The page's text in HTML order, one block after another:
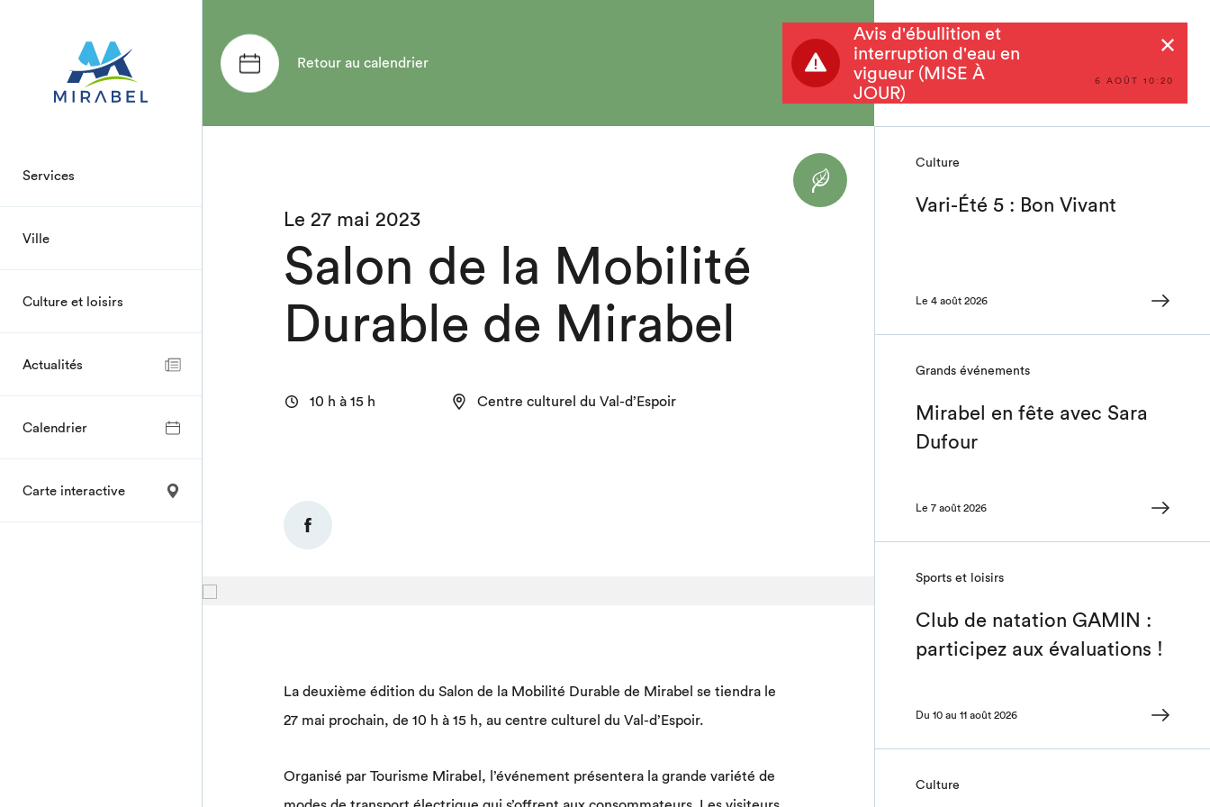
Services
Ville
Culture et loisirs
Actualités
Calendrier
Carte interactive
6 AOÛT 10:20
Avis d'ébullition et
interruption d'eau en
vigueur (MISE À
JOUR)
Retour au calendrier
Le 27 mai 2023
Salon de la Mobilité
Durable de Mirabel
10 h à 15 h Centre culturel du Val-d’Espoir
La deuxième édition du Salon de la Mobilité Durable de Mirabel se tiendra le
27 mai prochain, de 10 h à 15 h, au centre culturel du Val-d’Espoir.
Organisé par Tourisme Mirabel, l’événement présentera la grande variété de
Culture
Vari-Été 5 : Bon Vivant
Le 4 août 2026
Grands événements
Mirabel en fête avec Sara
Dufour
Le 7 août 2026
Sports et loisirs
Club de natation GAMIN :
participez aux évaluations !
Du 10 au 11 août 2026
Culture